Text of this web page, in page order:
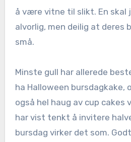
å være vitne til slikt. En skal
alvorlig, men deilig at deres
små.
Minste gull har allerede
ha Halloween bursdagkake,
også hel haug av cup cakes
har vist tenkt å invitere
bursdag virker det som.